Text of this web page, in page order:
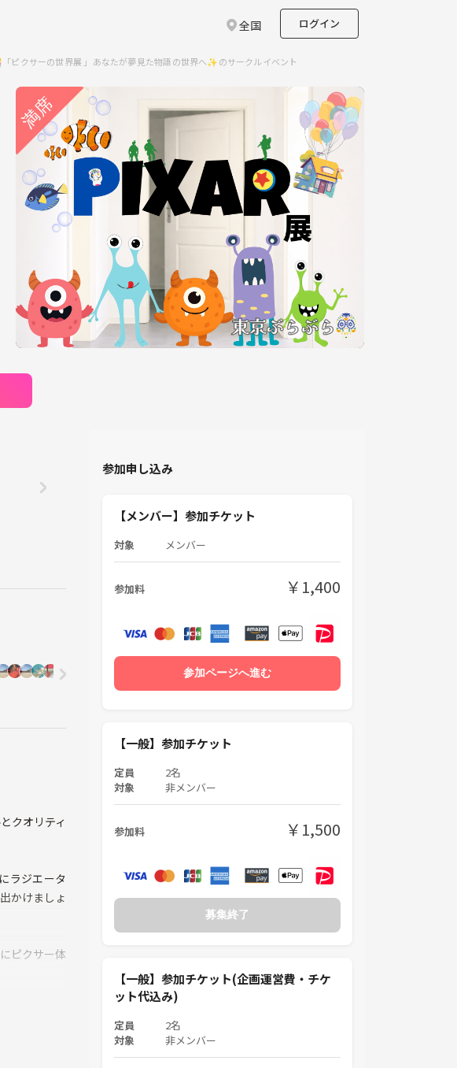
全国 ログイン
ピクサーの世界展 」あなたが夢見た物語の世界へ✨のサークルイベント
クオリティ
ラジエータ
かけましょ
ピクサー体
参加申し込み
【メンバー】参加チケット
対象 メンバー
参加料 ￥1,400
参加ページへ進む
【一般】参加チケット
定員 2名
対象 非メンバー
参加料 ￥1,500
募集終了
【一般】参加チケット(企画運営費・チケ
ット代込み)
定員 2名
対象 非メンバー